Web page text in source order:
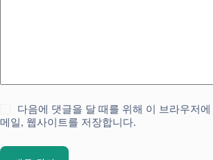
다음에 댓글을 달 때를 위해 이 브라우저에
메일, 웹사이트를 저장합니다.